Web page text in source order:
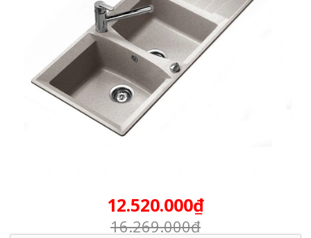
12.520.000₫
16.269.000₫